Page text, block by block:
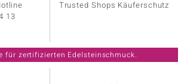
13
Trusted Shops Käuferschutz
für zertifizierten Edelsteinschmuck.